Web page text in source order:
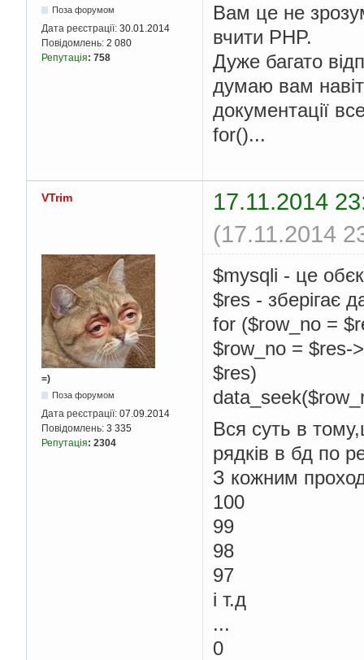
Поза форумом
Дата реєстрації: 30.01.2014
Повідомлень: 2 080
Репутація: 758
Вам це не
вчити PHP.
Дуже багато
думаю вам
документації
for()...
VTrim
17.11.2014
(17.11.2014
=)
Поза форумом
Дата реєстрації: 07.09.2014
Повідомлень: 3 335
Репутація: 2304
$mysqli - це
$res - зберігає
for ($row_no =
$row_no = $res-
$res)
Вся суть в
рядків в бд по
З кожним
100
99
98
97
і т.д
...
0